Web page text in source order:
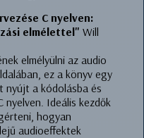
C nyelven:
elmélettel" Will
elmélyülni az audio
ez a könyv egy
nyújt a kódolásba és
nyelven. Ideális kezdők
hogyan
audioeffektek